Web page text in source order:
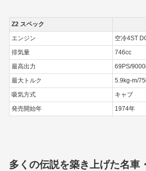
Z2 スペック
エンジン
空冷4ST
排気量
746cc
最高出力
69PS/
最大トルク
5.9kg-m/
吸気方式
キャブ
発売開始年
1974年
多くの伝説を築き上げた名車